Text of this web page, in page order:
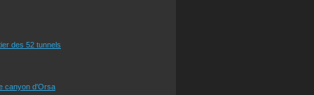
des 52 tunnels
canyon d'Orsa